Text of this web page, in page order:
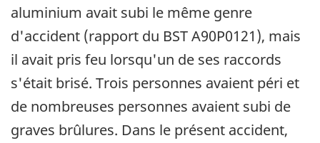
aluminium avait subi le même genre
d'accident (rapport du BST A90P0121), mais
il avait pris feu lorsqu'un de ses raccords
s'était brisé. Trois personnes avaient péri et
de nombreuses personnes avaient subi de
graves brûlures. Dans le présent accident,